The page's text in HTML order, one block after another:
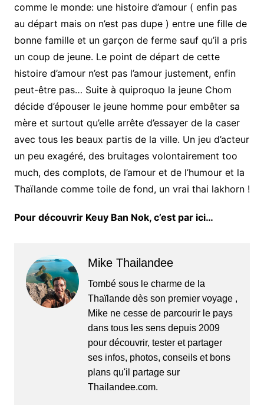
comme le monde: une histoire d’amour ( enfin pas
au départ mais on n’est pas dupe ) entre une fille de
bonne famille et un garçon de ferme sauf qu’il a pris
un coup de jeune. Le point de départ de cette
histoire d’amour n’est pas l’amour justement, enfin
peut-être pas… Suite à quiproquo la jeune Chom
décide d’épouser le jeune homme pour embêter sa
mère et surtout qu’elle arrête d’essayer de la caser
avec tous les beaux partis de la ville. Un jeu d’acteur
un peu exagéré, des bruitages volontairement too
much, des complots, de l’amour et de l’humour et la
Thaïlande comme toile de fond, un vrai thai lakhorn !
Pour découvrir Keuy Ban Nok, c’est par ici…
Mike Thailandee
Tombé sous le charme de la
Thaïlande dès son premier voyage ,
Mike ne cesse de parcourir le pays
dans tous les sens depuis 2009
pour découvrir, tester et partager
ses infos, photos, conseils et bons
plans qu'il partage sur
Thailandee.com.